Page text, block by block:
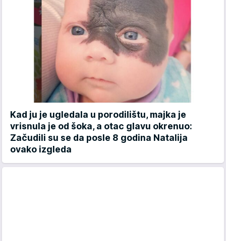
Kad ju je ugledala u porodilištu, majka je
vrisnula je od šoka, a otac glavu okrenuo:
Začudili su se da posle 8 godina Natalija
ovako izgleda